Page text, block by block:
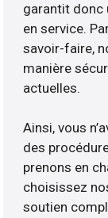
garantit donc
en service.
savoir-faire,
manière
actuelles.
Ainsi, vous
des
prenons en
choisissez
soutien